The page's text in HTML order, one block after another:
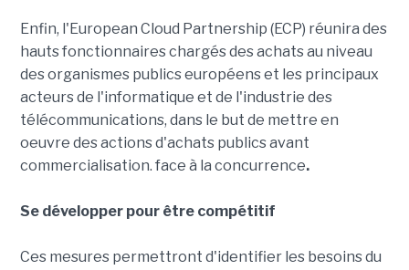
Enfin, l'European Cloud Partnership (ECP) réunira des
hauts fonctionnaires chargés des achats au niveau
des organismes publics européens et les principaux
acteurs de l'informatique et de l'industrie des
télécommunications, dans le but de mettre en
oeuvre des actions d'achats publics avant
commercialisation. face à la concurrence.
Se développer pour être compétitif
Ces mesures permettront d'identifier les besoins du